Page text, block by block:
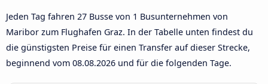
Jeden Tag fahren 27 Busse von 1 Busunternehmen von
Maribor zum Flughafen Graz. In der Tabelle unten findest du
die günstigsten Preise für einen Transfer auf dieser Strecke,
beginnend vom 08.08.2026 und für die folgenden Tage.